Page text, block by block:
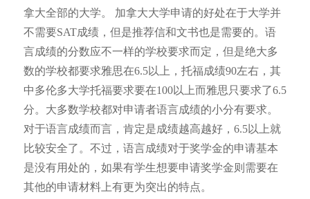
拿大全部的大学。 加拿大大学申请的好处在于大学并
不需要SAT成绩，但是推荐信和文书也是需要的。语
言成绩的分数应不一样的学校要求而定，但是绝大多
数的学校都要求雅思在6.5以上，托福成绩90左右，其
中多伦多大学托福要求要在100以上而雅思只要求了6.5
分。大多数学校都对申请者语言成绩的小分有要求。
对于语言成绩而言，肯定是成绩越高越好，6.5以上就
比较安全了。不过，语言成绩对于奖学金的申请基本
是没有用处的，如果有学生想要申请奖学金则需要在
其他的申请材料上有更为突出的特点。